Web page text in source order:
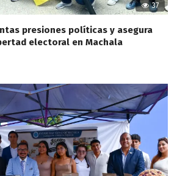
37
presiones políticas y asegura
electoral en Machala